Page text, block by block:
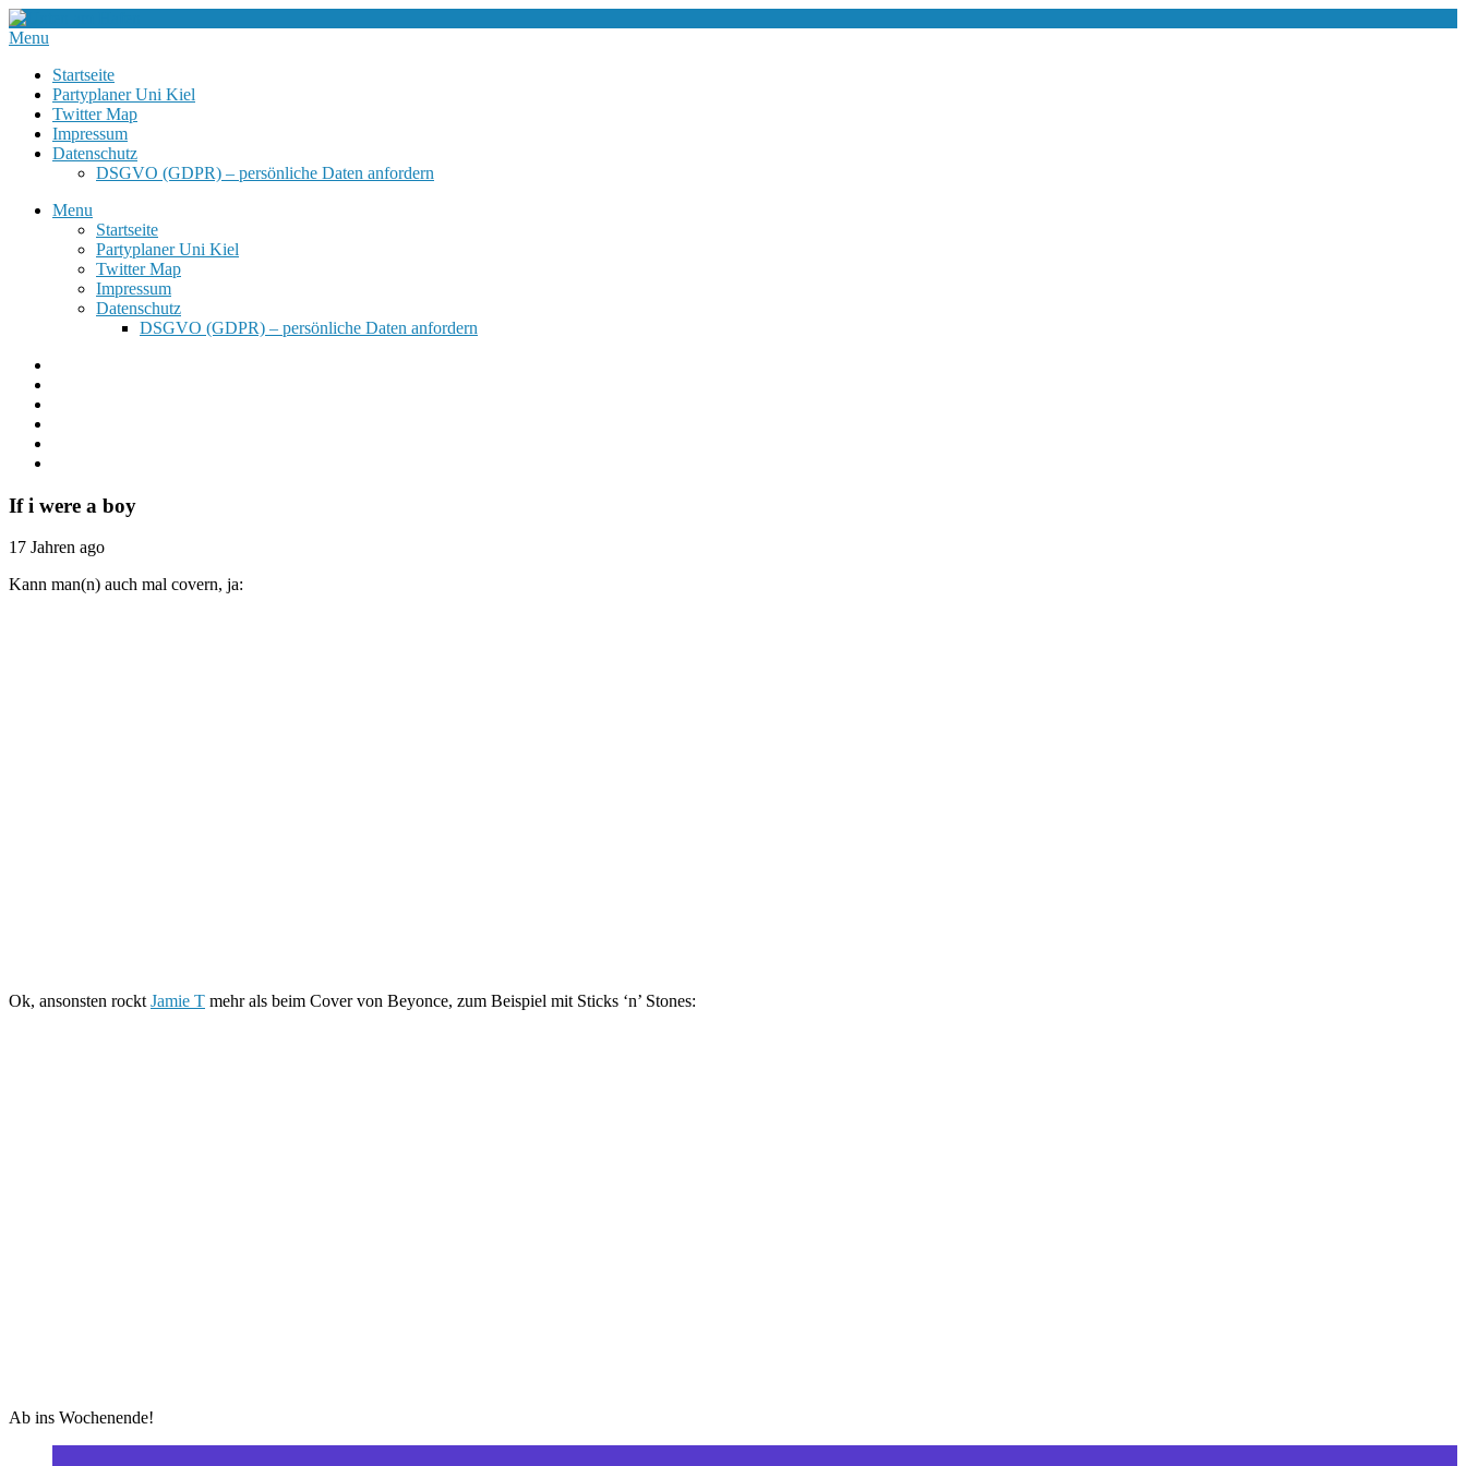
Menu
Startseite
Partyplaner Uni Kiel
Twitter Map
Impressum
Datenschutz
DSGVO (GDPR) – persönliche Daten anfordern
Menu
Startseite
Partyplaner Uni Kiel
Twitter Map
Impressum
Datenschutz
DSGVO (GDPR) – persönliche Daten anfordern
If i were a boy
17 Jahren ago
Kann man(n) auch mal covern, ja:
Ok, ansonsten rocktJamie T mehr als beim Cover von Beyonce, zum Beispiel mit Sticks ‘n’ Stones:
Ab ins Wochenende!